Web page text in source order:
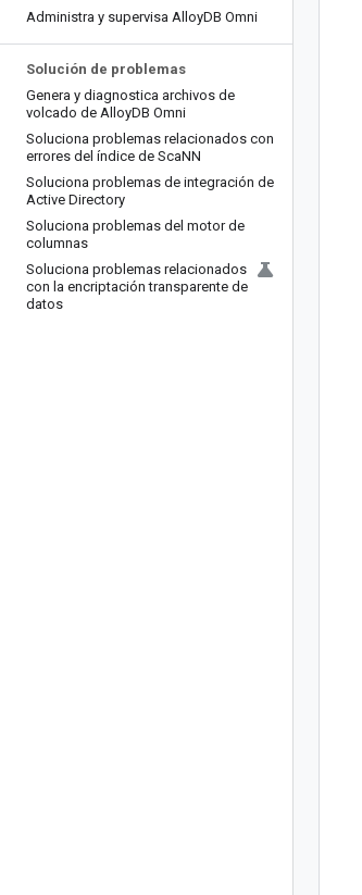
Administra y supervisa AlloyDB Omni
Solución de problemas
Genera y diagnostica archivos de
volcado de AlloyDB Omni
Soluciona problemas relacionados con
errores del índice de ScaNN
Soluciona problemas de integración de
Active Directory
Soluciona problemas del motor de
columnas
Soluciona problemas relacionados
con la encriptación transparente de
datos